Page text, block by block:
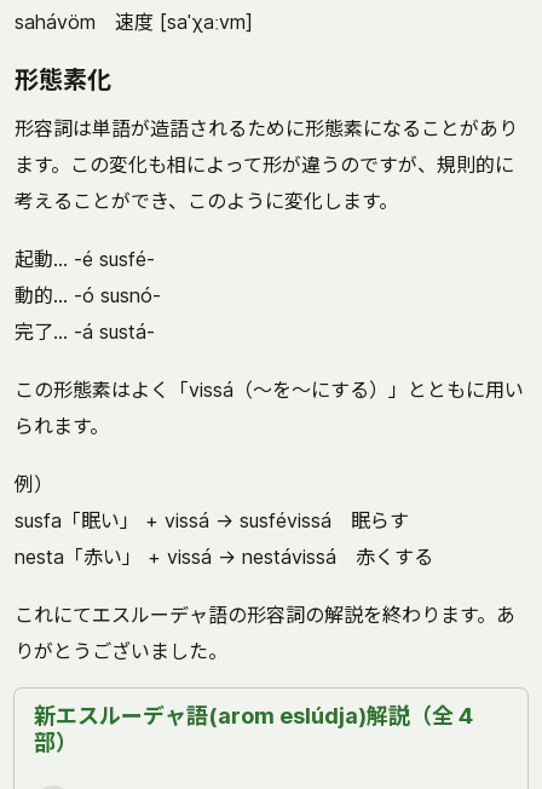
sahávöm 速度 [saˈχaːvm]
形態素化
形容詞は単語が造語されるために形態素になることがあり
ます。この変化も相によって形が違うのですが、規則的に
考えることができ、このように変化します。
起動... -é susfé-
動的... -ó susnó-
完了... -á sustá-
この形態素はよく「vissá（～を～にする）」とともに用い
られます。
例）
susfa「眠い」 + vissá → susfévissá 眠らす
nesta「赤い」 + vissá → nestávissá 赤くする
これにてエスルーデャ語の形容詞の解説を終わります。あ
りがとうございました。
新エスルーデャ語(arom eslúdja)解説（全 4
部）